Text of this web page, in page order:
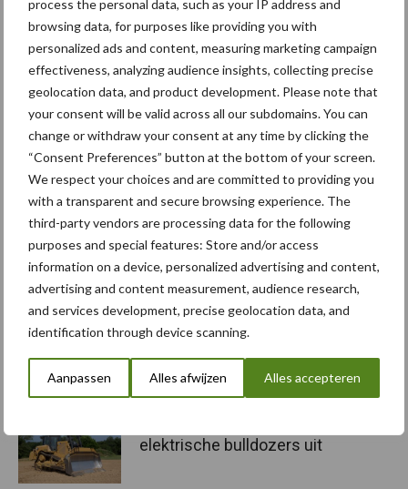
process the personal data, such as your IP address and
browsing data, for purposes like providing you with
personalized ads and content, measuring marketing campaign
effectiveness, analyzing audience insights, collecting precise
geolocation data, and product development. Please note that
your consent will be valid across all our subdomains. You can
change or withdraw your consent at any time by clicking the
“Consent Preferences” button at the bottom of your screen.
We respect your choices and are committed to providing you
with a transparent and secure browsing experience. The
third-party vendors are processing data for the following
purposes and special features: Store and/or access
information on a device, personalized advertising and content,
advertising and content measurement, audience research,
and services development, precise geolocation data, and
identification through device scanning.
Aanpassen Alles afwijzen Alles accepteren
Tekst en foto’s: Martin de Vries
Aanbevolen voor jou!
“Hoge verwachtingen van
schijven voor kouters”
Albourgh Tyres breidt uit
naar nieuwe
marktsegmenten
elektrische bulldozers uit